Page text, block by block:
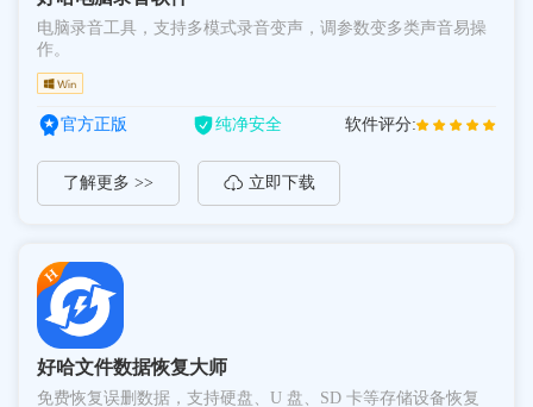
电脑录音工具，支持多模式录音变声，调参数变多类声音易操
作。
官方正版 纯净安全 软件评分:
了解更多 >> 立即下载
好哈文件数据恢复大师
免费恢复误删数据，支持硬盘、U 盘、SD 卡等存储设备恢复